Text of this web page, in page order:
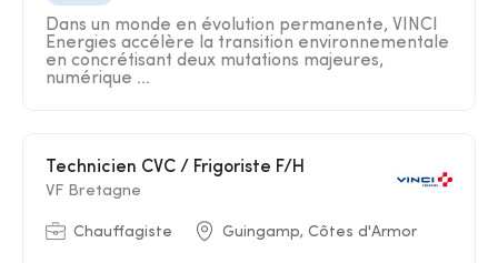
Dans un monde en évolution permanente, VINCI
Energies accélère la transition environnementale
en concrétisant deux mutations majeures,
numérique ...
Technicien CVC / Frigoriste F/H
VF Bretagne
Chauffagiste Guingamp, Côtes d'Armor